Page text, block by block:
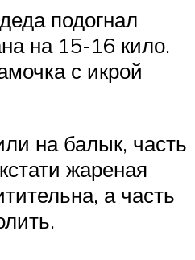
подогнал
на 15-16 кило.
с икрой
на балык, часть
жареная
а часть